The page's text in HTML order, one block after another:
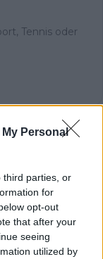
Personal
third parties, or
for
opt-out
that after your
seeing
utilized by
Tennis oder
Artikel
gibt es
einen Tadej
- Mathieu
Poel gibt zu,